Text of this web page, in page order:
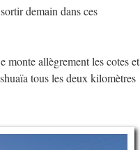
demain dans ces
monte allègrement les cotes et
tous les deux kilomètres